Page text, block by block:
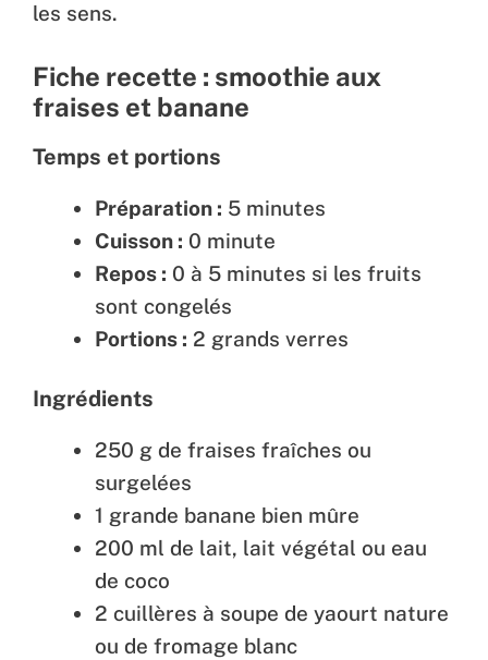
les sens.
Fiche recette : smoothie aux
fraises et banane
Temps et portions
Préparation : 5 minutes
Cuisson : 0 minute
Repos : 0 à 5 minutes si les fruits
sont congelés
Portions : 2 grands verres
Ingrédients
250 g de fraises fraîches ou
surgelées
1 grande banane bien mûre
200 ml de lait, lait végétal ou eau
de coco
2 cuillères à soupe de yaourt nature
ou de fromage blanc